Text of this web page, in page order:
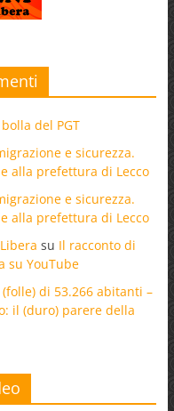
bolla del PGT
e sicurezza.
alla prefettura di Lecco
e sicurezza.
alla prefettura di Lecco
su Il racconto di
su YouTube
di 53.266 abitanti –
il (duro) parere della